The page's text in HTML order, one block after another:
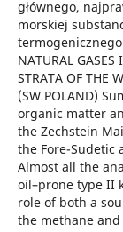
głównego,
morskiej
NATURAL
STRATA OF THE
(SW POLAND)
organic matter
the Zechstein
the Fore-Sudetic
Almost all the
oil–prone type II
role of both a
the methane